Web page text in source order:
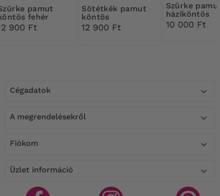
fehér
900 Ft
Sötétkék pamut
köntös
12 900 Ft
Szürke pamut
háziköntös
rózsákkal
10 000 Ft
Cégadatok 
A megrendelésekről 
Fiókom 
Üzlet információ 